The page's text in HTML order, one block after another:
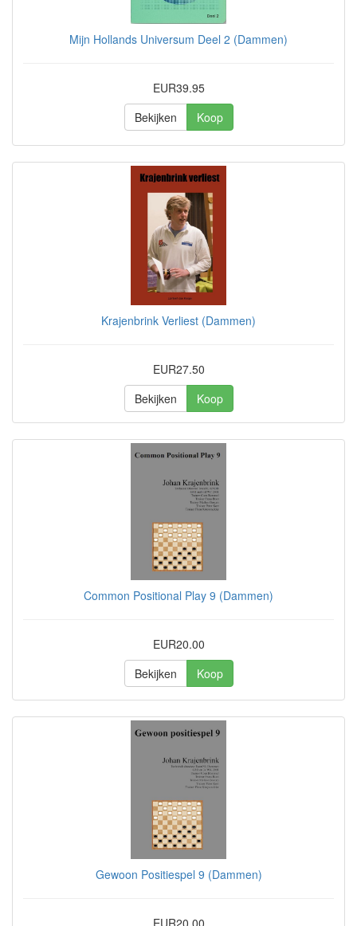
Mijn Hollands Universum Deel 2 (Dammen)
EUR39.95
Bekijken
Koop
Krajenbrink Verliest (Dammen)
EUR27.50
Bekijken
Koop
Common Positional Play 9 (Dammen)
EUR20.00
Bekijken
Koop
Gewoon Positiespel 9 (Dammen)
EUR20.00